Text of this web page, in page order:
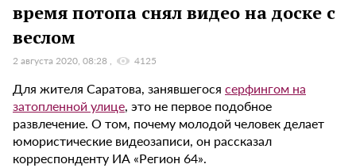
время потопа снял видео на доске с
веслом
2 августа 2020, 08:28 4125
Для жителя Саратова, занявшегося серфингом на
затопленной улице, это не первое подобное
развлечение. О том, почему молодой человек делает
юмористические видеозаписи, он рассказал
корреспонденту ИА «Регион 64».